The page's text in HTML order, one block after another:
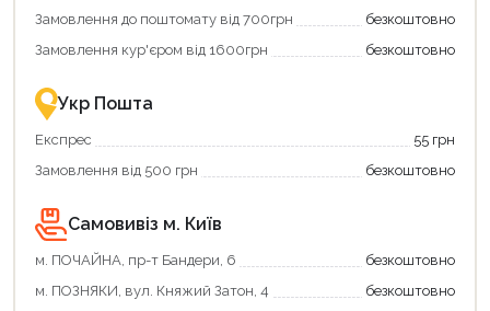
картою
єКнига
–
зручно
та
Економте
більше
разом
державною
підтримкою!
Замовлення до поштомату від 700грн
безкоштовно
Замовлення кур'єром від 1600грн
безкоштовно
Укр Пошта
Експрес
55 грн
Замовлення від 500 грн
безкоштовно
Самовивіз м. Київ
м. ПОЧАЙНА, пр-т Бандери, 6
безкоштовно
м. ПОЗНЯКИ, вул. Княжий Затон, 4
безкоштовно